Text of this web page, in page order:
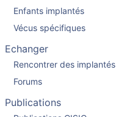
Enfants implantés
Vécus spécifiques
Echanger
Rencontrer des implantés
Forums
Publications